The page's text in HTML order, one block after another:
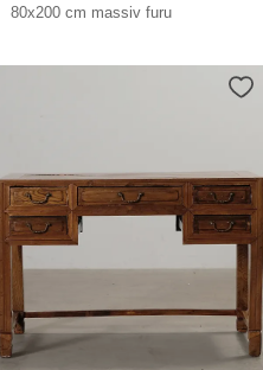
80x200 cm massiv furu